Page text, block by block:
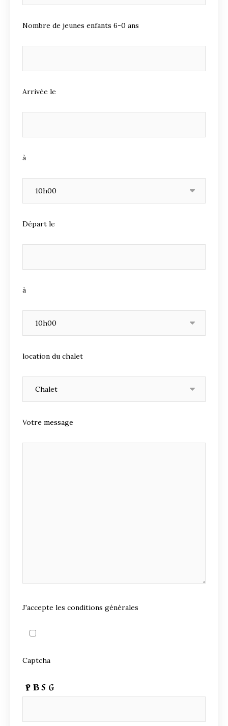
Nombre de jeunes enfants 6-0 ans
Arrivée le
à
Départ le
à
location du chalet
Votre message
J'accepte les conditions générales
Captcha